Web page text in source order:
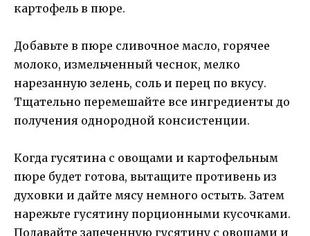
картофель в пюре.
Добавьте в пюре сливочное масло, горячее
молоко, измельченный чеснок, мелко
нарезанную зелень, соль и перец по вкусу.
Тщательно перемешайте все ингредиенты до
получения однородной консистенции.
Когда гусятина с овощами и картофельным
пюре будет готова, вытащите противень из
духовки и дайте мясу немного остыть. Затем
нарежьте гусятину порционными кусочками.
Подавайте запеченную гусятину с овощами и